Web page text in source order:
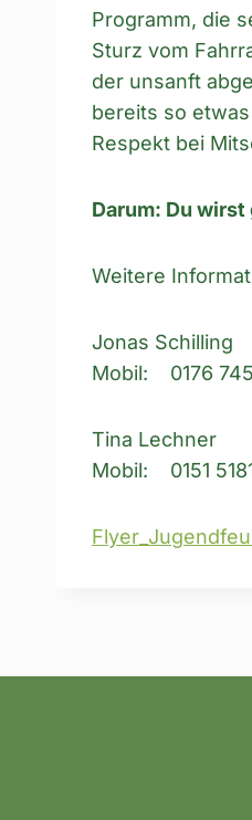
Programm, die
Sturz vom
der unsanft
bereits so
Respekt bei
Darum: Du
Weitere
Jonas Schilling
Mobil: 0176
Tina Lechner
Mobil: 0151